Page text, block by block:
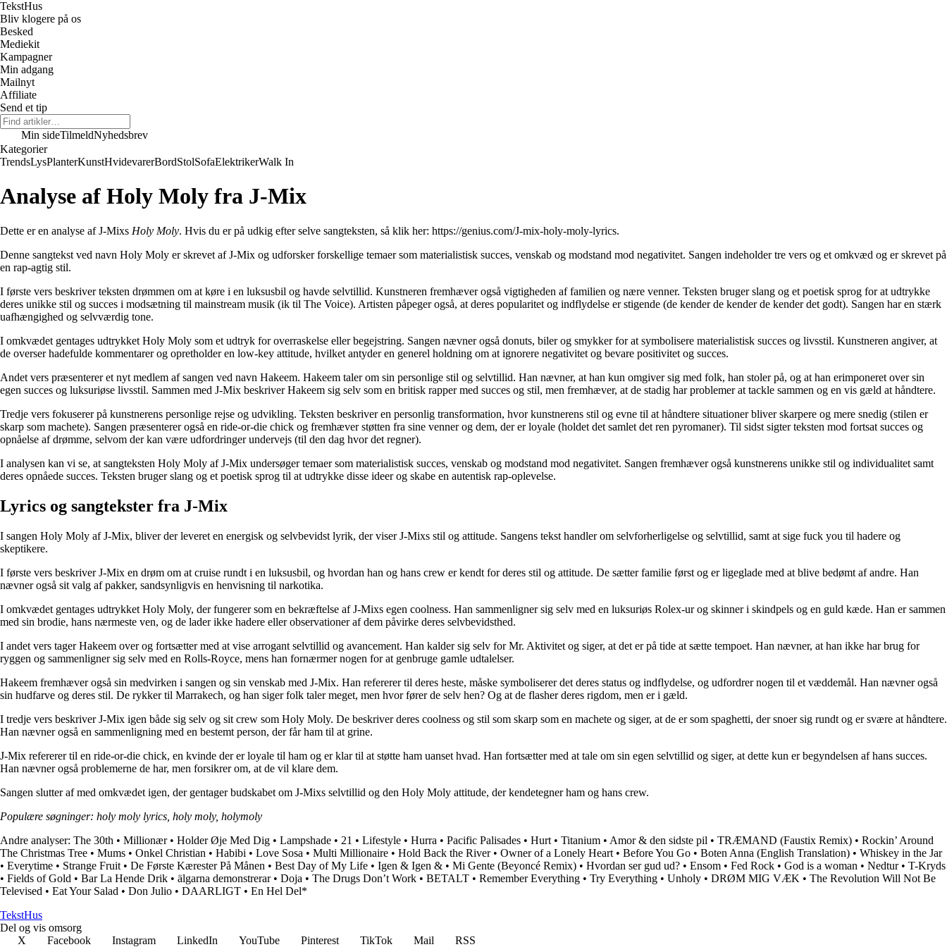
TekstHus
Bliv klogere på os
Besked
Mediekit
Kampagner
Min adgang
Mailnyt
Affiliate
Send et tip
Min sideTilmeldNyhedsbrev
Kategorier
TrendsLysPlanterKunstHvidevarerBordStolSofaElektrikerWalk In
Analyse af Holy Moly fra J-Mix
Dette er en analyse af J-Mixs Holy Moly. Hvis du er på udkig efter selve sangteksten, så klik her: https://genius.com/J-mix-holy-moly-lyrics.
Denne sangtekst ved navn Holy Moly er skrevet af J-Mix og udforsker forskellige temaer som materialistisk succes, venskab og modstand mod negativitet. Sangen indeholder tre vers og et omkvæd og er skrevet på
en rap-agtig stil.
I første vers beskriver teksten drømmen om at køre i en luksusbil og havde selvtillid. Kunstneren fremhæver også vigtigheden af ​​familien og nære venner. Teksten bruger slang og et poetisk sprog for at udtrykke
deres unikke stil og succes i modsætning til mainstream musik (ik til The Voice). Artisten påpeger også, at deres popularitet og indflydelse er stigende (de kender de kender de kender det godt). Sangen har en stærk
uafhængighed og selvværdig tone.
I omkvædet gentages udtrykket Holy Moly som et udtryk for overraskelse eller begejstring. Sangen nævner også donuts, biler og smykker for at symbolisere materialistisk succes og livsstil. Kunstneren angiver, at
de overser hadefulde kommentarer og opretholder en low-key attitude, hvilket antyder en generel holdning om at ignorere negativitet og bevare positivitet og succes.
Andet vers præsenterer et nyt medlem af sangen ved navn Hakeem. Hakeem taler om sin personlige stil og selvtillid. Han nævner, at han kun omgiver sig med folk, han stoler på, og at han erimponeret over sin
egen succes og luksuriøse livsstil. Sammen med J-Mix beskriver Hakeem sig selv som en britisk rapper med succes og stil, men fremhæver, at de stadig har problemer at tackle sammen og en vis gæld at håndtere.
Tredje vers fokuserer på kunstnerens personlige rejse og udvikling. Teksten beskriver en personlig transformation, hvor kunstnerens stil og evne til at håndtere situationer bliver skarpere og mere snedig (stilen er
skarp som machete). Sangen præsenterer også en ride-or-die chick og fremhæver støtten fra sine venner og dem, der er loyale (holdet det samlet det ren pyromaner). Til sidst sigter teksten mod fortsat succes og
opnåelse af drømme, selvom der kan være udfordringer undervejs (til den dag hvor det regner).
I analysen kan vi se, at sangteksten Holy Moly af J-Mix undersøger temaer som materialistisk succes, venskab og modstand mod negativitet. Sangen fremhæver også kunstnerens unikke stil og individualitet samt
deres opnåede succes. Teksten bruger slang og et poetisk sprog til at udtrykke disse ideer og skabe en autentisk rap-oplevelse.
Lyrics og sangtekster fra J-Mix
I sangen Holy Moly af J-Mix, bliver der leveret en energisk og selvbevidst lyrik, der viser J-Mixs stil og attitude. Sangens tekst handler om selvforherligelse og selvtillid, samt at sige fuck you til hadere og
skeptikere.
I første vers beskriver J-Mix en drøm om at cruise rundt i en luksusbil, og hvordan han og hans crew er kendt for deres stil og attitude. De sætter familie først og er ligeglade med at blive bedømt af andre. Han
nævner også sit valg af pakker, sandsynligvis en henvisning til narkotika.
I omkvædet gentages udtrykket Holy Moly, der fungerer som en bekræftelse af J-Mixs egen coolness. Han sammenligner sig selv med en luksuriøs Rolex-ur og skinner i skindpels og en guld kæde. Han er sammen
med sin brodie, hans nærmeste ven, og de lader ikke hadere eller observationer af dem påvirke deres selvbevidsthed.
I andet vers tager Hakeem over og fortsætter med at vise arrogant selvtillid og avancement. Han kalder sig selv for Mr. Aktivitet og siger, at det er på tide at sætte tempoet. Han nævner, at han ikke har brug for
ryggen og sammenligner sig selv med en Rolls-Royce, mens han fornærmer nogen for at genbruge gamle udtalelser.
Hakeem fremhæver også sin medvirken i sangen og sin venskab med J-Mix. Han refererer til deres heste, måske symboliserer det deres status og indflydelse, og udfordrer nogen til et væddemål. Han nævner også
sin hudfarve og deres stil. De rykker til Marrakech, og han siger folk taler meget, men hvor fører de selv hen? Og at de flasher deres rigdom, men er i gæld.
I tredje vers beskriver J-Mix igen både sig selv og sit crew som Holy Moly. De beskriver deres coolness og stil som skarp som en machete og siger, at de er som spaghetti, der snoer sig rundt og er svære at håndtere.
Han nævner også en sammenligning med en bestemt person, der får ham til at grine.
J-Mix refererer til en ride-or-die chick, en kvinde der er loyale til ham og er klar til at støtte ham uanset hvad. Han fortsætter med at tale om sin egen selvtillid og siger, at dette kun er begyndelsen af hans succes.
Han nævner også problemerne de har, men forsikrer om, at de vil klare dem.
Sangen slutter af med omkvædet igen, der gentager budskabet om J-Mixs selvtillid og den Holy Moly attitude, der kendetegner ham og hans crew.
Populære søgninger: holy moly lyrics, holy moly, holymoly
Andre analyser: The 30th • Millionær• Holder Øje Med Dig • Lampshade • 21 • Lifestyle • Hurra • Pacific Palisades • Hurt • Titanium • Amor & den sidste pil • TRÆMAND (Faustix Remix) • Rockin’ Around
The Christmas Tree • Mums • Onkel Christian • Habibi • Love Sosa • Multi Millionaire • Hold Back the River• Owner of a Lonely Heart • Before You Go • Boten Anna (English Translation) • Whiskey in the Jar
• Everytime • Strange Fruit • De Første Kærester På Månen • Best Day of My Life • Igen & Igen & • Mi Gente (Beyoncé Remix) • Hvordan ser gud ud? • Ensom • Fed Rock • ​God is a woman • Nedtur• T-Kryds
• Fields of Gold • Bar La Hende Drik • älgarna demonstrerar• Doja • The Drugs Don’t Work • BETALT • Remember Everything • Try Everything • Unholy • DRØM MIG VÆK • The Revolution Will Not Be
Televised • Eat Your Salad • Don Julio • DAARLIGT • En Hel Del*
TekstHus
Del og vis omsorg
X
Facebook Instagram LinkedIn YouTube Pinterest TikTok Mail RSS